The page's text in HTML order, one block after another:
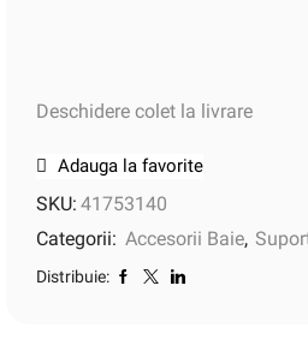
Deschidere colet la livrare
Adauga la favorite
SKU: 41753140
Categorii: Accesorii Baie,
Distribuie: